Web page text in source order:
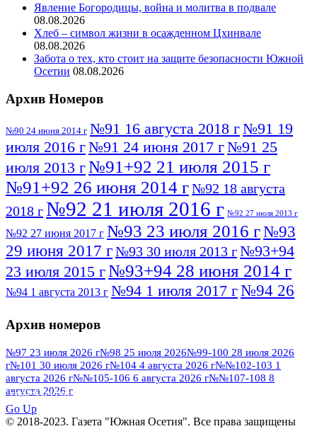
Явление Богородицы, война и молитва в подвале
08.08.2026
Хлеб – символ жизни в осажденном Цхинвале
08.08.2026
Забота о тех, кто стоит на защите безопасности Южной
Осетии 08.08.2026
Архив Номеров
№90 24 июня 2014 г №91 16 августа 2018 г№91 19
июля 2016 г№91 24 июня 2017 г№91 25
июля 2013 г№91+92 21 июля 2015 г
№91+92 26 июня 2014 г№92 18 августа
2018 г№92 21 июля 2016 г №92 27 июля 2013 г
№92 27 июня 2017 г №93 23 июля 2016 г№93
29 июня 2017 г№93 30 июля 2013 г№93+94
23 июля 2015 г№93+94 28 июня 2014 г
№94 1 августа 2013 г №94 1 июля 2017 г№94 26
№95 7 августа 2012 г
№95 28 июля 2016 г №95+96 3 августа
2013 г№96 6 июля 2017 г№96 9 августа
2012 г №96 28 июля 2015 г
№96+97 30 июля 2016 г
Архив номеров
№97 23 июля 2026 г№98 25 июля 2026№99-100 28 июля 2026
г№101 30 июля 2026 г№104 4 августа 2026 г№№102-103 1
августа 2026 г№№105-106 6 августа 2026 г№№107-108 8
августа 2026 г
ПОСМОТРЕТЬ ВСЕ
Go Up
© 2018-2023. Газета "Южная Осетия". Все права защищены